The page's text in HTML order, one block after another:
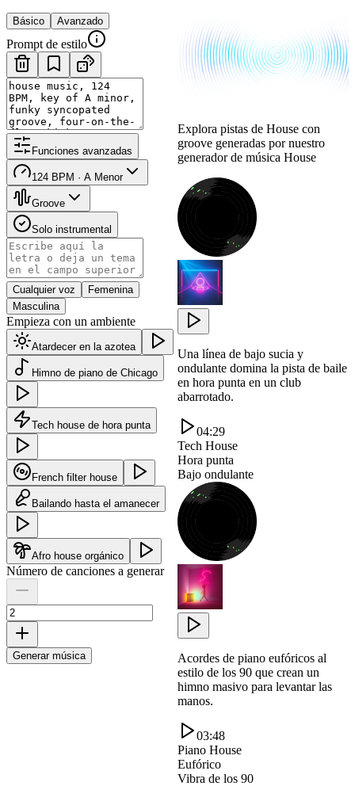
Básico Avanzado
Prompt de estilo
Funciones avanzadas
124 BPM · A Menor
Groove
Solo instrumental
Cualquier voz
Femenina
Masculina
Empieza con un ambiente
Atardecer en la azotea
Himno de piano de Chicago
Tech house de hora punta
French filter house
Bailando hasta el amanecer
Afro house orgánico
Número de canciones a generar
Generar música
Explora pistas de House con
groove generadas por nuestro
generador de música House
Una línea de bajo sucia y
ondulante domina la pista de baile
en hora punta en un club
abarrotado.
04:29
Tech House
Hora punta
Bajo ondulante
Acordes de piano eufóricos al
estilo de los 90 que crean un
himno masivo para levantar las
manos.
03:48
Piano House
Eufórico
Vibra de los 90